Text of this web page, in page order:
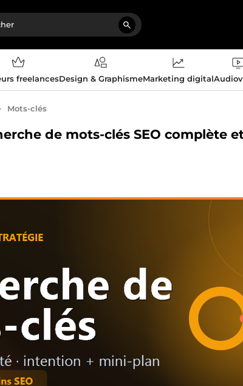
freelancesDesign & GraphismeMarketing digital
Mots-clés
de mots-clés SEO complète